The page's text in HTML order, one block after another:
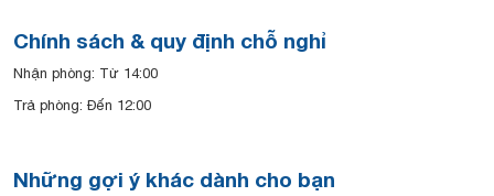
Chính sách & quy định chỗ nghỉ
Nhận phòng: Từ 14:00
Trả phòng: Đến 12:00
Những gợi ý khác dành cho bạn